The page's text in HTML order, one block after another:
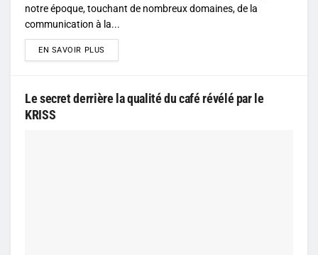
notre époque, touchant de nombreux domaines, de la
communication à la...
EN SAVOIR PLUS
Le secret derrière la qualité du café révélé par le
KRISS